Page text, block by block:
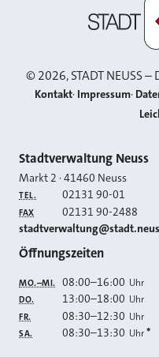
©2026, STADT NEUSS
Kontakt Impressum
Kontakt
Stadtverwaltung Neuss
Markt 2 ·41460 Neuss
TEL. 02131 90-01
FAX 02131 90-2488
E-MAIL
Öffnungszeiten
MO.–MI. 08:00–16:00 Uhr
DO. 13:00–18:00 Uhr
FR. 08:30–12:30 Uhr
SA. 08:30–13:30 Uhr *